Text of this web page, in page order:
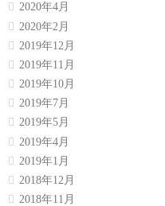
2020年4月
2020年2月
2019年12月
2019年11月
2019年10月
2019年7月
2019年5月
2019年4月
2019年1月
2018年12月
2018年11月